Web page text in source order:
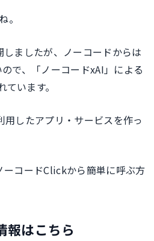
。
ましたが、ノーコードからは
で、「ノーコードxAI」による
います。
用したアプリ・サービスを作っ
ーコードClickから簡単に呼ぶ方
報はこちら